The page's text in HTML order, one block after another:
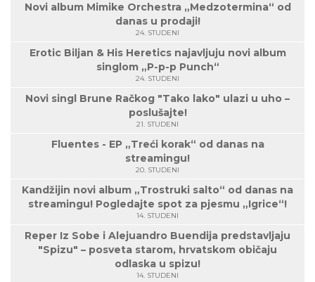
Novi album Mimike Orchestra „Medzotermina“ od
danas u prodaji!
24. STUDENI
Erotic Biljan & His Heretics najavljuju novi album
singlom „P-p-p Punch“
24. STUDENI
Novi singl Brune Račkog "Tako lako" ulazi u uho –
poslušajte!
21. STUDENI
Fluentes - EP „Treći korak“ od danas na
streamingu!
20. STUDENI
Kandžijin novi album „Trostruki salto“ od danas na
streamingu! Pogledajte spot za pjesmu „Igrice“!
14. STUDENI
Reper Iz Sobe i Alejuandro Buendija predstavljaju
"Spizu" – posveta starom, hrvatskom običaju
odlaska u spizu!
14. STUDENI